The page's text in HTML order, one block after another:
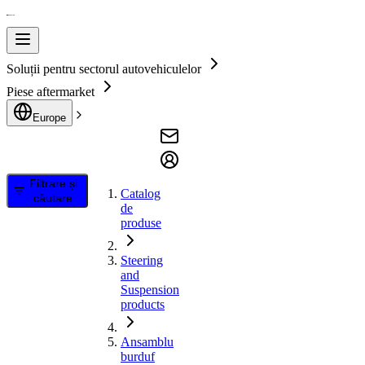
Soluții pentru sectorul autovehiculelor
Piese aftermarket
Europe
Filtrare și
căutare
Catalog
de
produse
Steering
and
Suspension
products
Ansamblu
burduf